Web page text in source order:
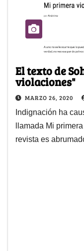
El texto de
violaciones"
MARZO 26, 2020
Indignación ha
llamada Mi
revista es